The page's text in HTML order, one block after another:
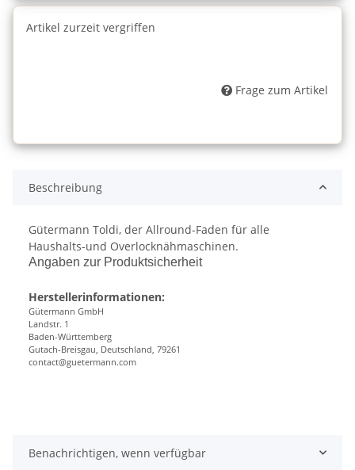
Artikel zurzeit vergriffen
Frage zum Artikel
Beschreibung
Gütermann Toldi, der Allround-Faden für alle
Haushalts-und Overlocknähmaschinen.
Angaben zur Produktsicherheit
Herstellerinformationen:
Gütermann GmbH
Landstr. 1
Baden-Württemberg
Gutach-Breisgau, Deutschland, 79261
contact@guetermann.com
Benachrichtigen, wenn verfügbar